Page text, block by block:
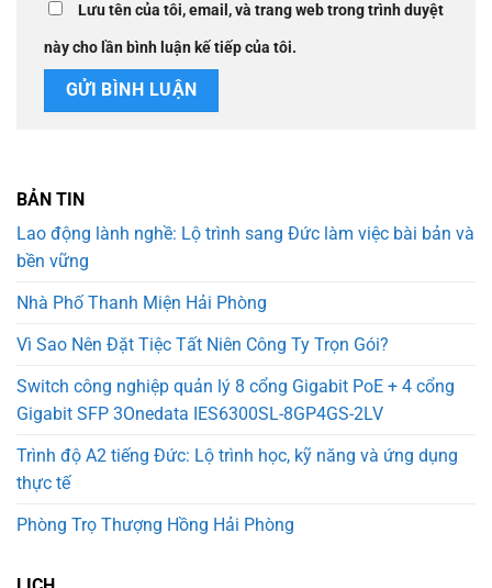
Lưu tên của tôi, email, và trang web trong trình duyệt
này cho lần bình luận kế tiếp của tôi.
BẢN TIN
Lao động lành nghề: Lộ trình sang Đức làm việc bài bản và
bền vững
Nhà Phố Thanh Miện Hải Phòng
Vì Sao Nên Đặt Tiệc Tất Niên Công Ty Trọn Gói?
Switch công nghiệp quản lý 8 cổng Gigabit PoE + 4 cổng
Gigabit SFP 3Onedata IES6300SL-8GP4GS-2LV
Trình độ A2 tiếng Đức: Lộ trình học, kỹ năng và ứng dụng
thực tế
Phòng Trọ Thượng Hồng Hải Phòng